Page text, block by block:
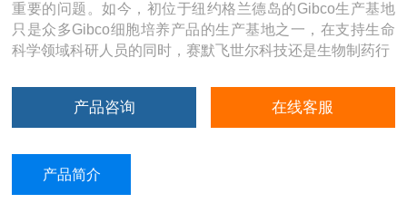
重要的问题。如今，初位于纽约格兰德岛的Gibco生产基地
只是众多Gibco细胞培养产品的生产基地之一，在支持生命
科学领域科研人员的同时，赛默飞世尔科技还是生物制药行
产品咨询 在线客服
产品简介